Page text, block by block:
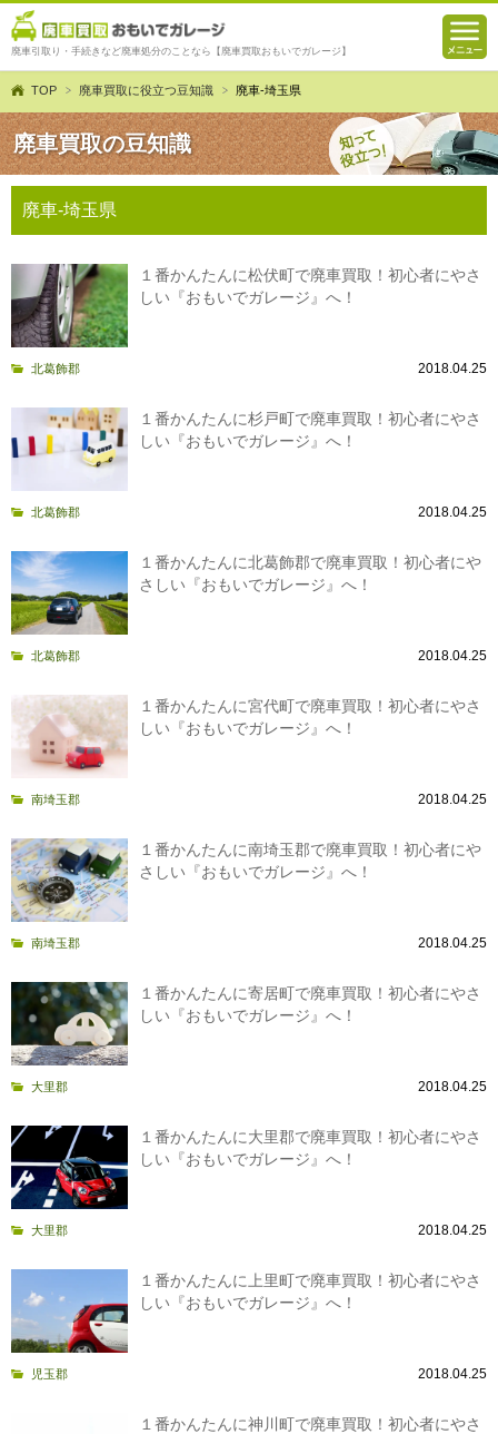
廃車引取り・手続きなど廃車処分のことなら【廃車買取おもいでガレージ】
TOP 廃車買取に役立つ豆知識 廃車-埼玉県
廃車買取の豆知識
廃車-埼玉県
１番かんたんに松伏町で廃車買取！初心者にやさ
しい『おもいでガレージ』へ！
北葛飾郡 2018.04.25
１番かんたんに杉戸町で廃車買取！初心者にやさ
しい『おもいでガレージ』へ！
北葛飾郡 2018.04.25
１番かんたんに北葛飾郡で廃車買取！初心者にや
さしい『おもいでガレージ』へ！
北葛飾郡 2018.04.25
１番かんたんに宮代町で廃車買取！初心者にやさ
しい『おもいでガレージ』へ！
南埼玉郡 2018.04.25
１番かんたんに南埼玉郡で廃車買取！初心者にや
さしい『おもいでガレージ』へ！
南埼玉郡 2018.04.25
１番かんたんに寄居町で廃車買取！初心者にやさ
しい『おもいでガレージ』へ！
大里郡 2018.04.25
１番かんたんに大里郡で廃車買取！初心者にやさ
しい『おもいでガレージ』へ！
大里郡 2018.04.25
１番かんたんに上里町で廃車買取！初心者にやさ
しい『おもいでガレージ』へ！
児玉郡 2018.04.25
１番かんたんに神川町で廃車買取！初心者にやさ